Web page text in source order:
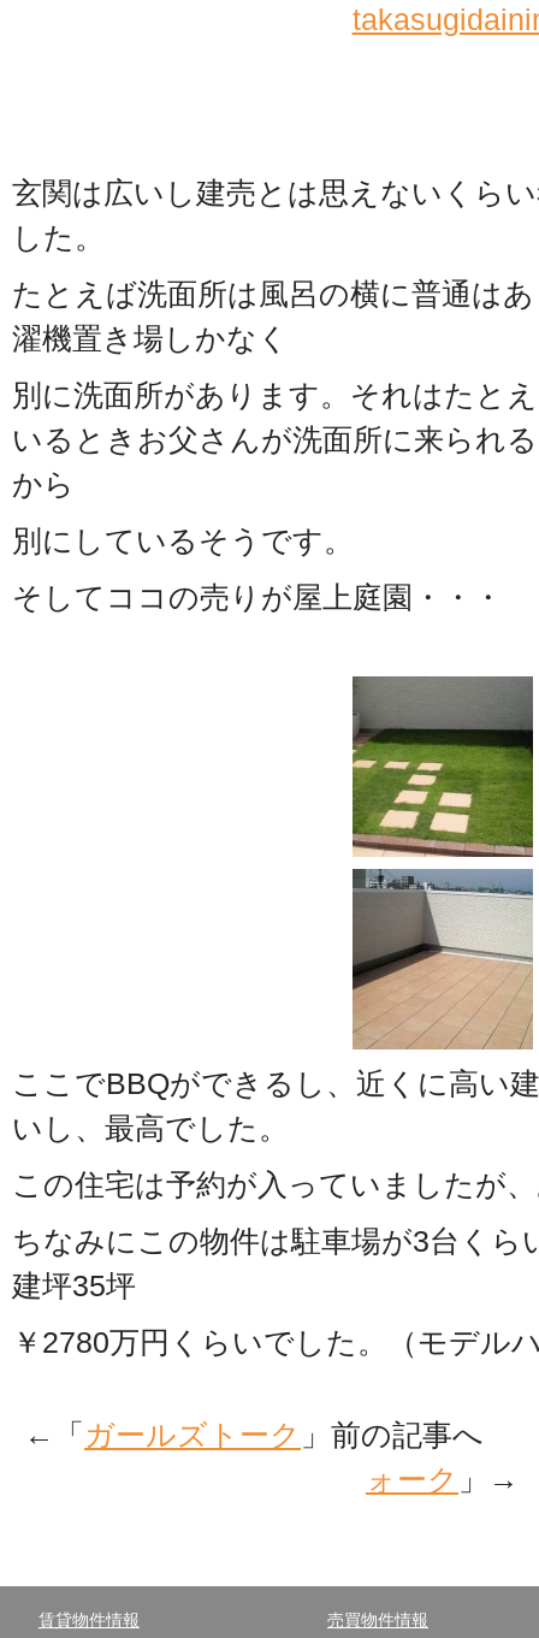
玄関は広いし建売とは思えないくら
した。
たとえば洗面所は風呂の横に普通は
濯機置き場しかなく
別に洗面所があります。それはたと
いるときお父さんが洗面所に来られ
から
別にしているそうです。
そしてココの売りが屋上庭園・・・
ここでBBQができるし、近くに高い
いし、最高でした。
この住宅は予約が入っていましたが
ちなみにこの物件は駐車場が3台く
建坪35坪
￥2780万円くらいでした。（モデル
←「 ガールズトーク 」前の記事へ
ォーク 」→
賃貸物件情報 売買物件情報